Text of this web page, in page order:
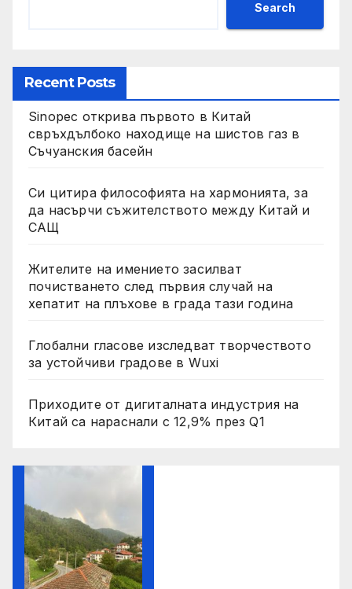
Search
Recent Posts
Sinopec открива първото в Китай
свръхдълбоко находище на шистов газ в
Съчуанския басейн
Си цитира философията на хармонията, за
да насърчи съжителството между Китай и
САЩ
Жителите на имението засилват
почистването след първия случай на
хепатит на плъхове в града тази година
Глобални гласове изследват творчеството
за устойчиви градове в Wuxi
Приходите от дигиталната индустрия на
Китай са нараснали с 12,9% през Q1